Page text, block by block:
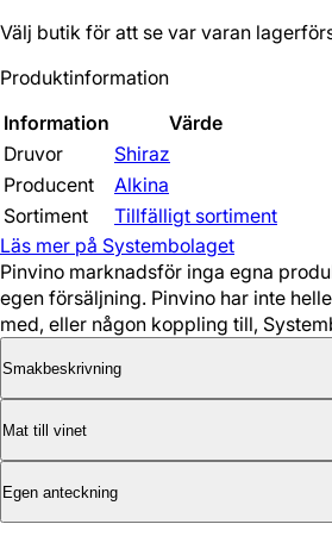
Välj butik för att se var varan
Produktinformation
Information
Värde
Druvor
Shiraz
Producent
Alkina
Sortiment
Tillfälligt sortiment
Läs mer på Systembolaget
Pinvino marknadsför inga egna
egen försäljning. Pinvino har inte
med, eller någon koppling till,
Smakbeskrivning
Mat till vinet
Egen anteckning